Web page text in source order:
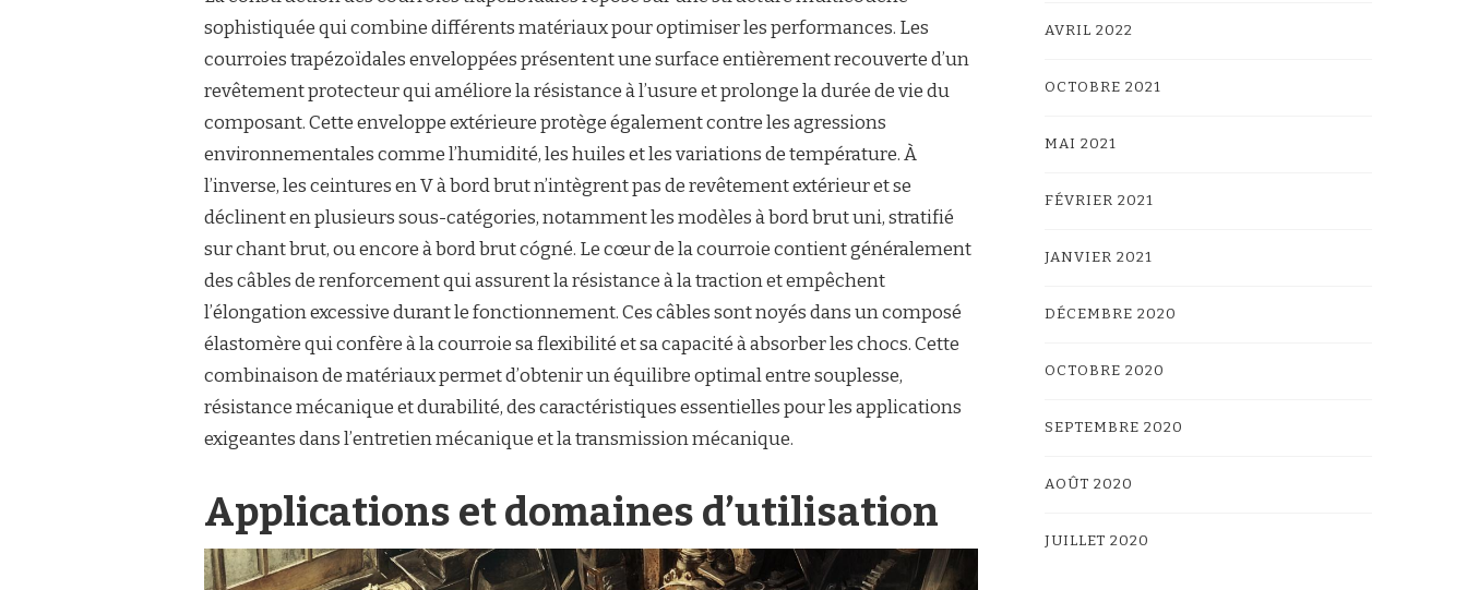
sophistiquée qui combine différents matériaux pour optimiser les performances. Les
courroies trapézoïdales enveloppées présentent une surface entièrement recouverte d’un
revêtement protecteur qui améliore la résistance à l’usure et prolonge la durée de vie du
composant. Cette enveloppe extérieure protège également contre les agressions
environnementales comme l’humidité, les huiles et les variations de température. À
l’inverse, les ceintures en V à bord brut n’intègrent pas de revêtement extérieur et se
déclinent en plusieurs sous-catégories, notamment les modèles à bord brut uni, stratifié
sur chant brut, ou encore à bord brut cógné. Le cœur de la courroie contient généralement
des câbles de renforcement qui assurent la résistance à la traction et empêchent
l’élongation excessive durant le fonctionnement. Ces câbles sont noyés dans un composé
élastomère qui confère à la courroie sa flexibilité et sa capacité à absorber les chocs. Cette
combinaison de matériaux permet d’obtenir un équilibre optimal entre souplesse,
résistance mécanique et durabilité, des caractéristiques essentielles pour les applications
exigeantes dans l’entretien mécanique et la transmission mécanique.
Applications et domaines d’utilisation
AVRIL 2022
OCTOBRE 2021
MAI 2021
FÉVRIER 2021
JANVIER 2021
DÉCEMBRE 2020
OCTOBRE 2020
SEPTEMBRE 2020
AOÛT 2020
JUILLET 2020